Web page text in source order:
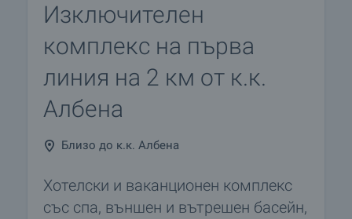
Изключителен
комплекс на първа
линия на 2 км от к.к.
Албена
Близо до к.к. Албена
Хотелски и ваканционен комплекс
със спа, външен и вътрешен басейн,